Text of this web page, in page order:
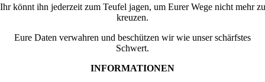
Ihr könnt ihn jederzeit zum Teufel jagen, um Eurer Wege nicht mehr zu
kreuzen.
Eure Daten verwahren und beschützen wir wie unser schärfstes
Schwert.
INFORMATIONEN